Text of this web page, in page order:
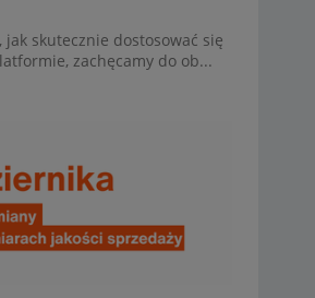
jak skutecznie dostosować się
zachęcamy do ob...